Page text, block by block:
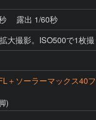
露出 1/60秒
大撮影。ISO500で1枚撮
＋ソーラーマックス40
)